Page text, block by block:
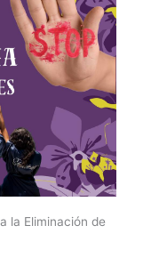
la Eliminación de